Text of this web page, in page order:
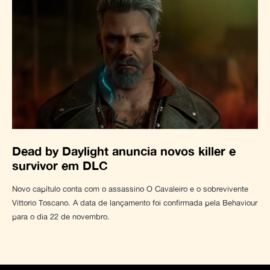
Dead by Daylight anuncia novos killer e
survivor em DLC
Novo capítulo conta com o assassino O Cavaleiro e o sobrevivente
Vittorio Toscano. A data de lançamento foi confirmada pela Behaviour
para o dia 22 de novembro.